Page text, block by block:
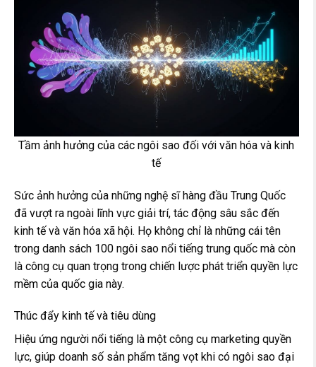
Tầm ảnh hưởng của các ngôi sao đối với văn hóa và kinh
tế
Sức ảnh hưởng của những nghệ sĩ hàng đầu Trung Quốc
đã vượt ra ngoài lĩnh vực giải trí, tác động sâu sắc đến
kinh tế và văn hóa xã hội. Họ không chỉ là những cái tên
trong danh sách 100 ngôi sao nổi tiếng trung quốc mà còn
là công cụ quan trọng trong chiến lược phát triển quyền lực
mềm của quốc gia này.
Thúc đẩy kinh tế và tiêu dùng
Hiệu ứng người nổi tiếng là một công cụ marketing quyền
lực, giúp doanh số sản phẩm tăng vọt khi có ngôi sao đại